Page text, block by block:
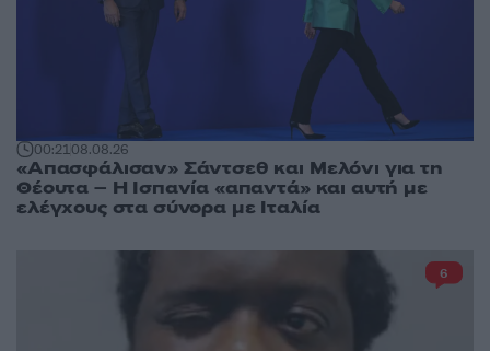
00:2108.08.26
«Απασφάλισαν» Σάντσεθ και Μελόνι για τη
Θέουτα – Η Ισπανία «απαντά» και αυτή με
ελέγχους στα σύνορα με Ιταλία
6